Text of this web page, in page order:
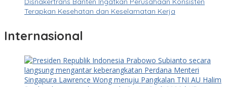
Terapkan Kesehatan dan Keselamatan Kerja
Internasional